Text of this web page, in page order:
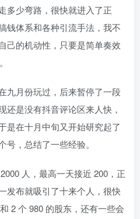
多少弯路，很快就进入了正
钱体系和各种引流手法，我不
己的机动性，只要是简单奏效
九月份玩过，后来暂停了一段
还是没有抖音评论区来人快，
是在十月中旬又开始研究起了
，总结了一些经验。
人，最高一天接近 200，正
发布就吸引了十来个人，很快
2 个 980 的股东，还有一些会